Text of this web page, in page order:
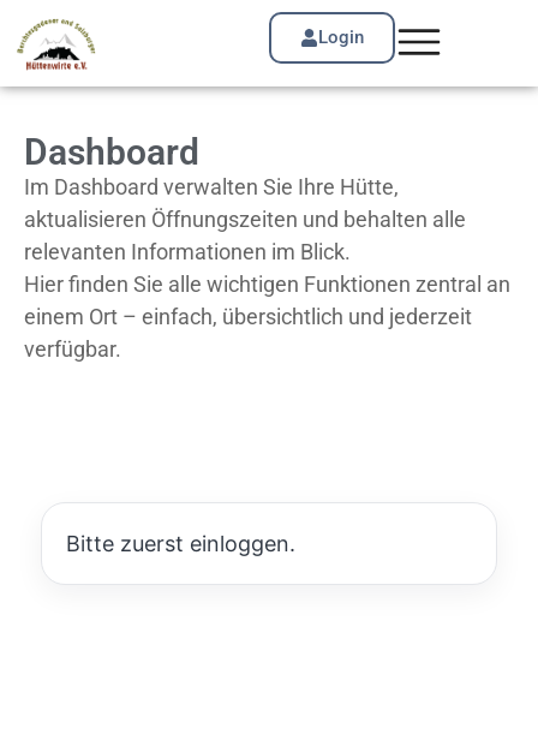
Login
Dashboard
Im Dashboard verwalten Sie Ihre Hütte,
aktualisieren Öffnungszeiten und behalten alle
relevanten Informationen im Blick.
Hier finden Sie alle wichtigen Funktionen zentral an
einem Ort – einfach, übersichtlich und jederzeit
verfügbar.
Bitte zuerst einloggen.